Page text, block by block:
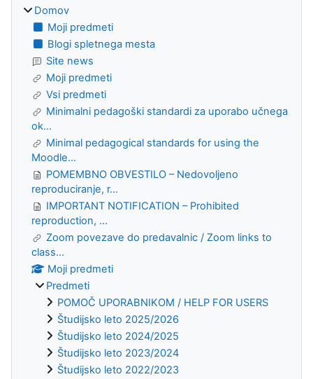
Domov
Moji predmeti
Blogi spletnega mesta
Site news
Moji predmeti
Vsi predmeti
Minimalni pedagoški standardi za uporabo učnega
ok...
Minimal pedagogical standards for using the
Moodle...
POMEMBNO OBVESTILO – Nedovoljeno
reproduciranje, r...
IMPORTANT NOTIFICATION – Prohibited
reproduction, ...
Zoom povezave do predavalnic / Zoom links to
class...
Moji predmeti
Predmeti
POMOČ UPORABNIKOM / HELP FOR USERS
Študijsko leto 2025/2026
Študijsko leto 2024/2025
Študijsko leto 2023/2024
Študijsko leto 2022/2023